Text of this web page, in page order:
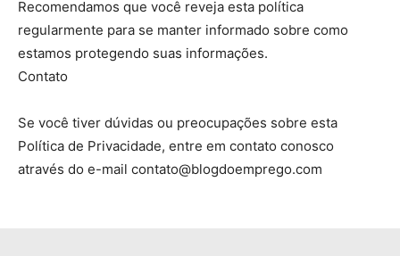
Recomendamos que você reveja esta política
regularmente para se manter informado sobre como
estamos protegendo suas informações.
Contato
Se você tiver dúvidas ou preocupações sobre esta
Política de Privacidade, entre em contato conosco
através do e-mail contato@blogdoemprego.com